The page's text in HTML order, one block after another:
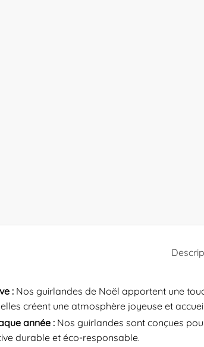
: Nos guirlandes de Noël apportent une
créent une atmosphère joyeuse et
année : Nos guirlandes sont conçues
durable et éco-responsable.